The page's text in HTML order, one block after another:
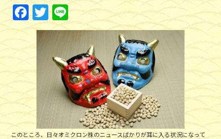
F
a
c
e
b
o
o
k
T
w
itt
er
Li
n
e
このところ、日々オミクロン株のニュースばかりが耳に入る状況になって